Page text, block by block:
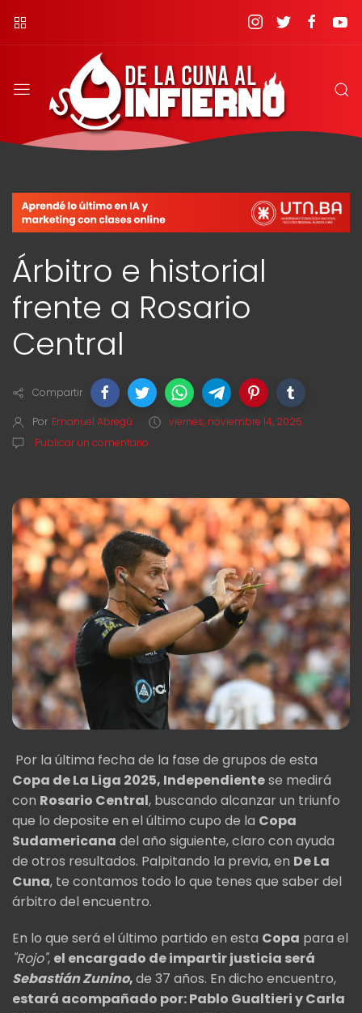
Árbitro e historial
frente a Rosario
Central
Compartir
Por Emanuel Abregú
viernes, noviembre 14, 2025
Publicar un comentario
Por la última fecha de la fase de grupos de esta
Copa de La Liga 2025, Independientese medirá
con Rosario Central, buscando alcanzar un triunfo
que lo deposite en el último cupo de la Copa
Sudamericana del año siguiente, claro con ayuda
de otros resultados. Palpitando la previa, en De La
Cuna, te contamos todo lo que tenes que saber del
árbitro del encuentro.
En lo que será el último partido en esta Copa para el
"Rojo", el encargado de impartir justicia será
Sebastián Zunino,de 37 años. En dicho encuentro,
estará acompañado por: Pablo Gualtieri y Carla